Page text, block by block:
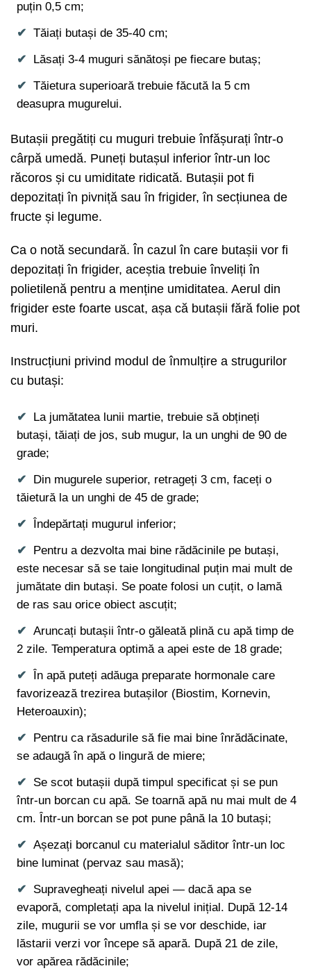
puțin 0,5 cm;
Tăiați butași de 35-40 cm;
Lăsați 3-4 muguri sănătoși pe fiecare butaș;
Tăietura superioară trebuie făcută la 5 cm
deasupra mugurelui.
Butașii pregătiți cu muguri trebuie înfășurați într-o
cârpă umedă. Puneți butașul inferior într-un loc
răcoros și cu umiditate ridicată. Butașii pot fi
depozitați în pivniță sau în frigider, în secțiunea de
fructe și legume.
Ca o notă secundară. În cazul în care butașii vor fi
depozitați în frigider, aceștia trebuie înveliți în
polietilenă pentru a menține umiditatea. Aerul din
frigider este foarte uscat, așa că butașii fără folie pot
muri.
Instrucțiuni privind modul de înmulțire a strugurilor
cu butași:
La jumătatea lunii martie, trebuie să obțineți
butași, tăiați de jos, sub mugur, la un unghi de 90 de
grade;
Din mugurele superior, retrageți 3 cm, faceți o
tăietură la un unghi de 45 de grade;
Îndepărtați mugurul inferior;
Pentru a dezvolta mai bine rădăcinile pe butași,
este necesar să se taie longitudinal puțin mai mult de
jumătate din butași. Se poate folosi un cuțit, o lamă
de ras sau orice obiect ascuțit;
Aruncați butașii într-o găleată plină cu apă timp de
2 zile. Temperatura optimă a apei este de 18 grade;
În apă puteți adăuga preparate hormonale care
favorizează trezirea butașilor (Biostim, Kornevin,
Heteroauxin);
Pentru ca răsadurile să fie mai bine înrădăcinate,
se adaugă în apă o lingură de miere;
Se scot butașii după timpul specificat și se pun
într-un borcan cu apă. Se toarnă apă nu mai mult de 4
cm. Într-un borcan se pot pune până la 10 butași;
Așezați borcanul cu materialul săditor într-un loc
bine luminat (pervaz sau masă);
Supravegheați nivelul apei — dacă apa se
evaporă, completați apa la nivelul inițial. După 12-14
zile, mugurii se vor umfla și se vor deschide, iar
lăstarii verzi vor începe să apară. După 21 de zile,
vor apărea rădăcinile;